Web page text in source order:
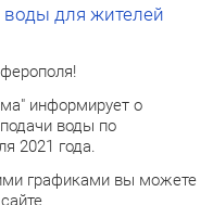
воды для жителей
информирует о
воды по
2021 года.
графиками вы можете